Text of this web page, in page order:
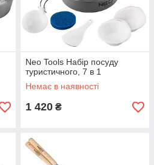
Neo Tools Набір посуду
туристичного, 7 в 1
Немає в наявності
1 420 ₴